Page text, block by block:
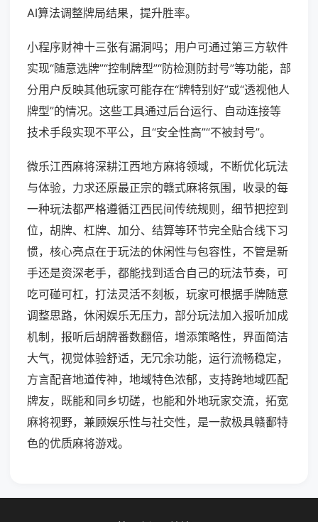
AI算法调整牌局结果，提升胜率。
小程序财神十三张有漏洞吗；用户可通过第三方软件
实现“随意选牌”“控制牌型”“防检测防封号”等功能，部
分用户反映其他玩家可能存在“牌特别好”或“透视他人
牌型”的情况。这些工具通过后台运行、自动连接等
技术手段实现不平公，且“安全性高”“不被封号”。
微乐江西麻将深耕江西地方麻将领域，不断优化玩法
与体验，力求还原最正宗的赣式麻将氛围，收录的每
一种玩法都严格遵循江西民间传统规则，细节把控到
位，胡牌、杠牌、加分、结算等环节完全贴合线下习
惯，核心亮点在于玩法的休闲性与包容性，不管是新
手还是资深老手，都能找到适合自己的玩法节奏，可
吃可碰可杠，打法灵活不刻板，玩家可根据手牌随意
调整思路，休闲娱乐无压力，部分玩法加入报听加成
机制，报听后胡牌番数翻倍，增添策略性，界面简洁
大气，视觉体验舒适，无冗余功能，运行流畅稳定，
方言配音地道传神，地域特色浓郁，支持跨地域匹配
牌友，既能和同乡切磋，也能和外地玩家交流，拓宽
麻将视野，兼顾娱乐性与社交性，是一款极具赣鄱特
色的优质麻将游戏。